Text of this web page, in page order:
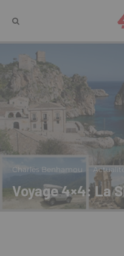
Charles Benhamou
Voyage 4×4: La